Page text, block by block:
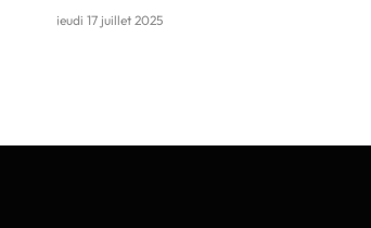
jeudi 17 juillet 2025